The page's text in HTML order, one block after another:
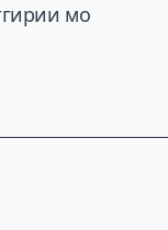
мо